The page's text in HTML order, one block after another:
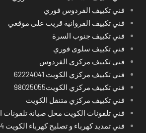
فني تكييف الفردوس فوري
فني تكييف الفروانية قريب على موقعي
فني تكييف جنوب السرة
فني تكييف سلوى فوري
فني تكييف مركزي الفردوس
فني تكييف مركزي الكويت 62224041
فني تكييف مركزي الكويت98025055
فني تكييف مركزي متنقل الكويت
فني تلفونات الكويت محل صيانة تلفونات
فني تمديد كهرباء و تصليح كهرباء الكويت 24 ساعة